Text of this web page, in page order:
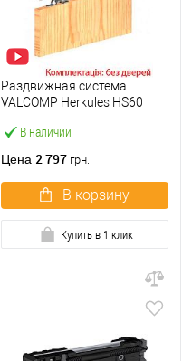
В наличии
Раздвижная система
VALCOMP Herkules HS60
весом до 60 кг
Цена 2 797 грн.
В корзину
Купить в 1 клик